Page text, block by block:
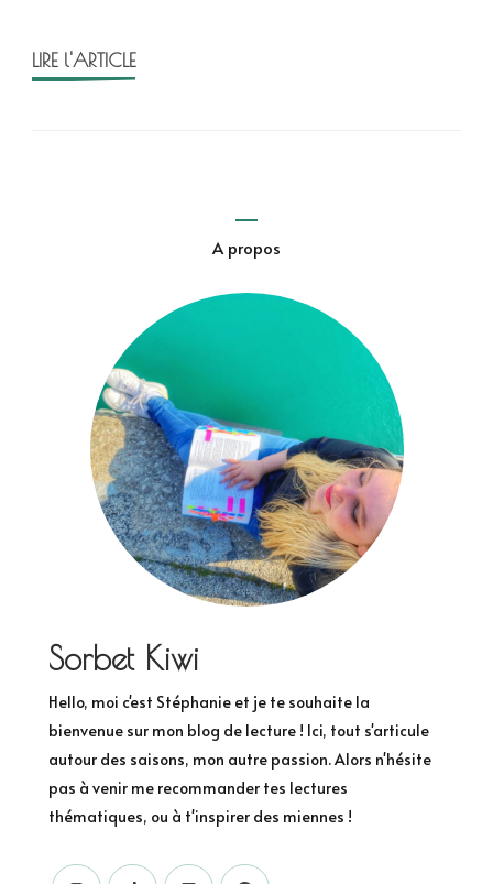
LIRE l'ARTICLE
A propos
Sorbet Kiwi
Hello, moi c'est Stéphanie et je te souhaite la
bienvenue sur mon blog de lecture ! Ici, tout s'articule
autour des saisons, mon autre passion. Alors n'hésite
pas à venir me recommander tes lectures
thématiques, ou à t'inspirer des miennes !